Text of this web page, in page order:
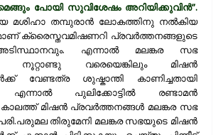
പോയി സുവിശേഷം അറിയിക്കുവിന്‍”.
മശിഹാ തമ്പുരാന്‍ ലോകത്തിനു നല്‍കിയ
ക്രൈസ്തവമിഷണറി പ്രവര്‍ത്തനങ്ങളുടെ
എന്നാല്‍ മലങ്കര സഭ
നൂറ്റാണ്ടു വരെയെങ്കിലും മിഷന്‍
വേണ്ടത്ര ശുഷ്കാന്തി കാണിച്ചതായി
എന്നാല്‍ പുലിക്കോട്ടില്‍ രണ്ടാമന്‍
കാലത്ത് മിഷന്‍ പ്രവര്‍ത്തനങ്ങള്‍ മലങ്കര സഭ
തിരുമേനി മലങ്കര സഭയുടെ മിഷന്‍